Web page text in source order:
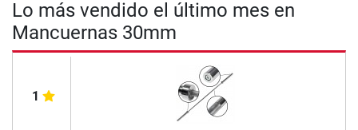
Lo más vendido el último mes en
Mancuernas 30mm
1